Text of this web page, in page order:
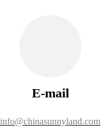
E-mail
info@chinasunnyland.com